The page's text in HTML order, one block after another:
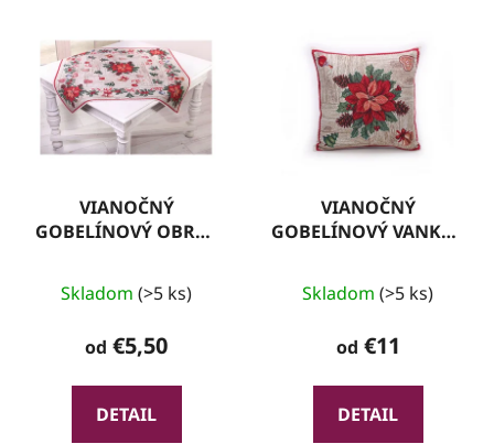
VIANOČNÝ
GOBELÍNOVÝ OBRUS
Skladom (>5 ks)
od €5,50
DETAIL
VIANOČNÝ
GOBELÍNOVÝ VANKÚŠ
Skladom (>5 ks)
od €11
DETAIL